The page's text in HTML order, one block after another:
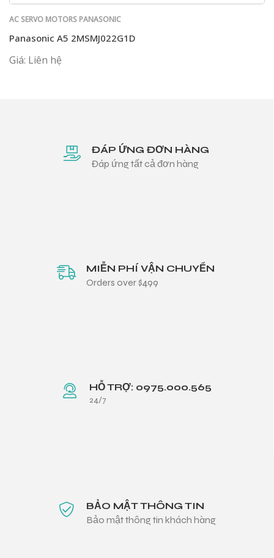
AC SERVO MOTORS PANASONIC
Panasonic A5 2MSMJ022G1D
Giá: Liên hệ
ĐÁP ỨNG ĐƠN HÀNG
Đáp ứng tất cả đơn hàng
MIỄN PHÍ VẬN CHUYỂN
Orders over $499
HỖ TRỢ: 0975.000.565
24/7
BẢO MẬT THÔNG TIN
Bảo mật thông tin khách hàng